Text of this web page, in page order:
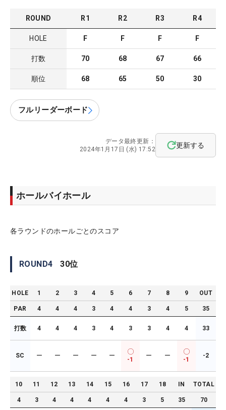
ROUND R1 R2 R3 R4
HOLE F F F F
打数 70 68 67 66
順位 68 65 50 30
フルリーダーボード
データ最終更新：
2024年1月17日 (水) 17:52
更新する
ホールバイホール
各ラウンドのホールごとのスコア
ROUND4 30位
HOLE 1 2 3 4 5 6 7 8 9 OUT
PAR 4 4 4 3 4 4 3 4 5 35
打数 4 4 4 3 4 3 3 4 4 33
SC ー ー ー ー ー
-1
ー ー
-1
-2
10 11 12 13 14 15 16 17 18 IN TOTAL
4 3 4 4 4 4 4 3 5 35 70